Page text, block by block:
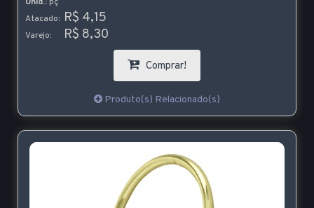
Atacado: R$ 4,15
Varejo: R$ 8,30
Comprar!
Produto(s) Relacionado(s)